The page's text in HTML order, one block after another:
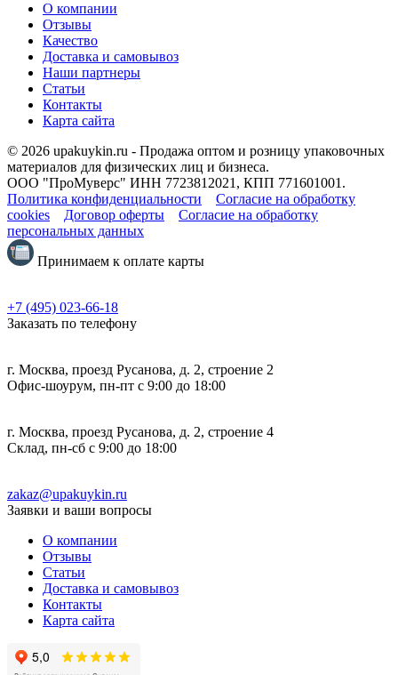
О компании
Отзывы
Качество
Доставка и самовывоз
Наши партнеры
Статьи
Контакты
Карта сайта
© 2026 upakuykin.ru - Продажа оптом и розницу упаковочных
материалов для физических лиц и бизнеса.
ООО "ПроМуверс" ИНН 7723812021, КПП 771601001.
Политика конфиденциальности
Согласие на обработку
cookies
Договор оферты
Согласие на обработку
персональных данных
Принимаем к оплате карты
+7 (495) 023-66-18
Заказать по телефону
г. Москва, проезд Русанова, д. 2, строение 2
Офис-шоурум, пн-пт с 9:00 до 18:00
г. Москва, проезд Русанова, д. 2, строение 4
Склад, пн-сб с 9:00 до 18:00
zakaz@upakuykin.ru
Заявки и ваши вопросы
О компании
Отзывы
Статьи
Доставка и самовывоз
Контакты
Карта сайта